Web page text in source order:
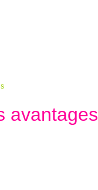
avantages